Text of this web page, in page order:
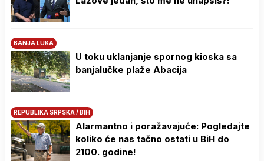
BANJA LUKA
U toku uklanjanje spornog kioska sa
banjalučke plaže Abacija
REPUBLIKA SRPSKA / BIH
Alarmantno i poražavajuće: Pogledajte
koliko će nas tačno ostati u BiH do
2100. godine!